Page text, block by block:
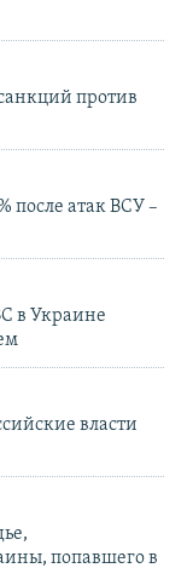
против
после атак ВСУ –
в Украине
власти
попавшего в